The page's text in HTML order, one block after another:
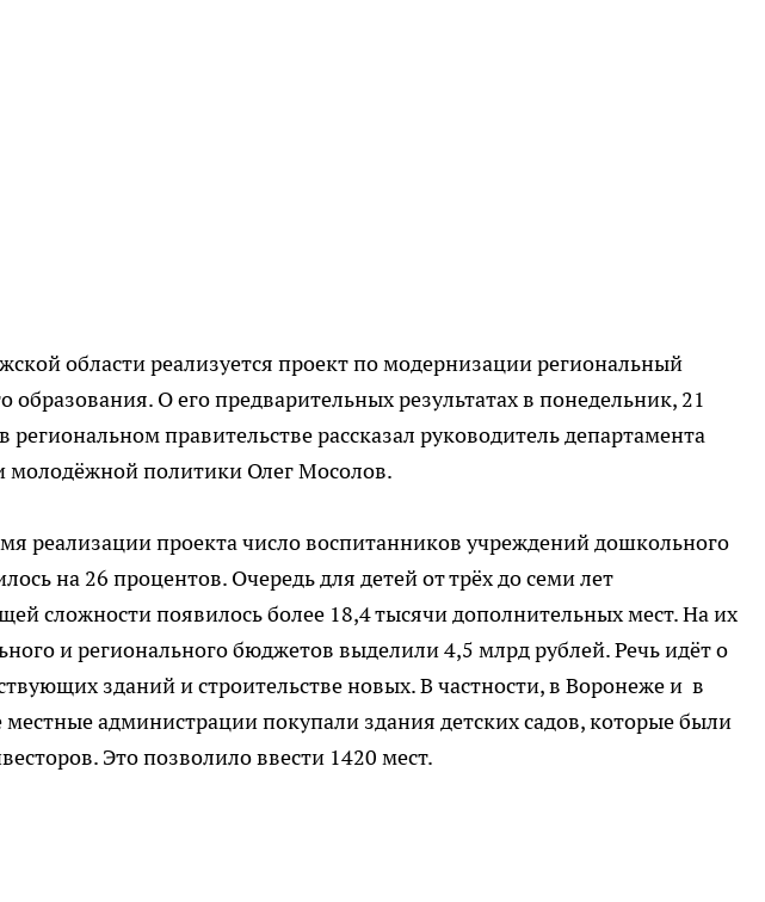
области реализуется проект по модернизации региональный
образования. О его предварительных результатах в понедельник, 21
правительстве рассказал руководитель департамента
молодёжной политики Олег Мосолов.
реализации проекта число воспитанников учреждений дошкольного
на 26 процентов. Очередь для детей от трёх до семи лет
сложности появилось более 18,4 тысячи дополнительных мест. На их
и регионального бюджетов выделили 4,5 млрд рублей. Речь идёт о
зданий и строительстве новых. В частности, в Воронеже и в
администрации покупали здания детских садов, которые были
Это позволило ввести 1420 мест.